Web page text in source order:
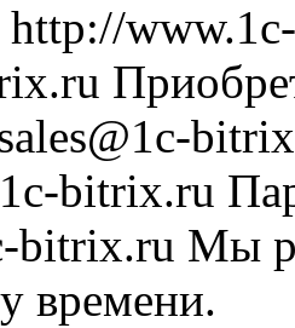
http://
bitrix.ru
bitrix.ru Мы
времени.